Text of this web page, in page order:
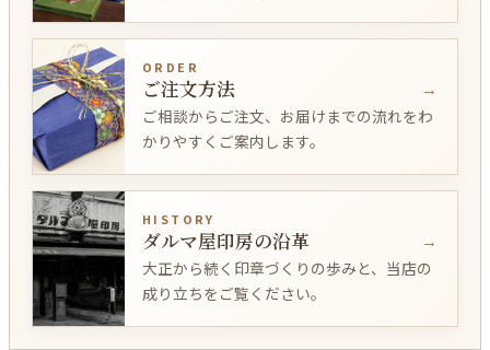
ORDER
ご注文方法
ご相談からご注文、お届けまでの流れをわ
かりやすくご案内します。
HISTORY
ダルマ屋印房の沿革
大正から続く印章づくりの歩みと、当店の
成り立ちをご覧ください。